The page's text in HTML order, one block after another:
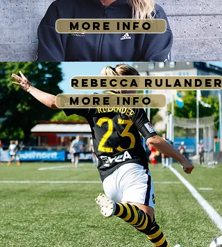
MORE INFO
REBECCA RULANDER
MORE INFO